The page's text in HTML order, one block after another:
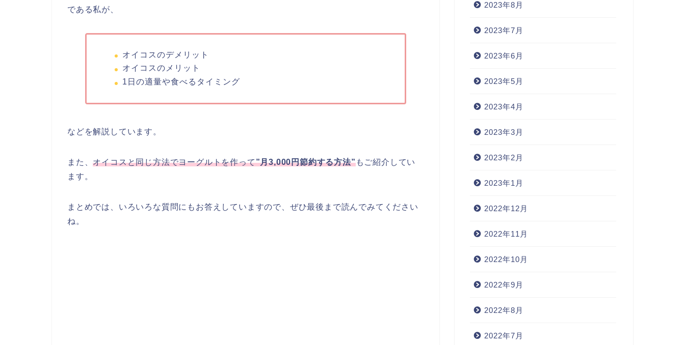
である私が、
オイコスのデメリット
オイコスのメリット
1日の適量や食べるタイミング
などを解説しています。
また、オイコスと同じ方法でヨーグルトを作って”月3,000円節約する方法”もご紹介してい
ます。
まとめでは、いろいろな質問にもお答えしていますので、ぜひ最後まで読んでみてください
ね。
2023年8月
2023年7月
2023年6月
2023年5月
2023年4月
2023年3月
2023年2月
2023年1月
2022年12月
2022年11月
2022年10月
2022年9月
2022年8月
2022年7月